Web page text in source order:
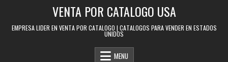
VENTA POR CATALOGO USA
EMPRESA LIDER EN VENTA POR CATALOGO | CATALOGOS PARA VENDER EN ESTADOS
UNIDOS
MENU